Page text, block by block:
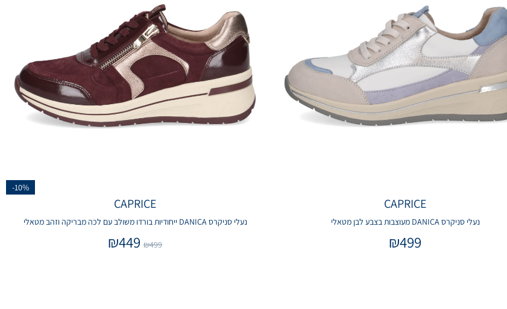
CAPRICE
נעלי סניקרס DANICA מעוצבות בצבע לבן מטאלי
₪499
-10%
CAPRICE
נעלי סניקרס DANICA ייחודיות בורדו משולב עם לכה מבריקה וזהב מטאלי
₪499
₪449